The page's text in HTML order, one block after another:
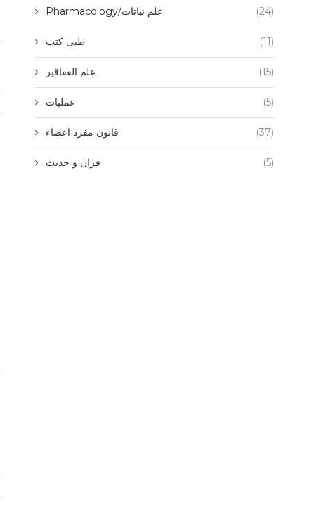
Pharmacology/علم نباتات (24)
طبی کتب (11)
علم العقاقیر (15)
عملیات (5)
قانون مفرد اعضاء (37)
قران و حدیث (5)